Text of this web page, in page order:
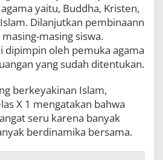
yaitu, Buddha, Kristen,
Dilanjutkan pembinaann
masing siswa.
dipimpin oleh pemuka agama
yang sudah ditentukan.
berkeyakinan Islam,
X 1 mengatakan bahwa
seru karena banyak
berdinamika bersama.